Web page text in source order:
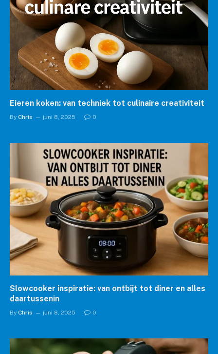
Eieren koken: van techniek tot culinaire creativiteit
By Chris juni 8, 2025 0
Slowcooker inspiratie: van ontbijt tot diner en alles
daartussenin
By Chris juni 8, 2025 0